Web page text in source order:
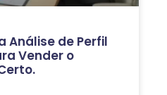
Análise de Perfil
Vender o